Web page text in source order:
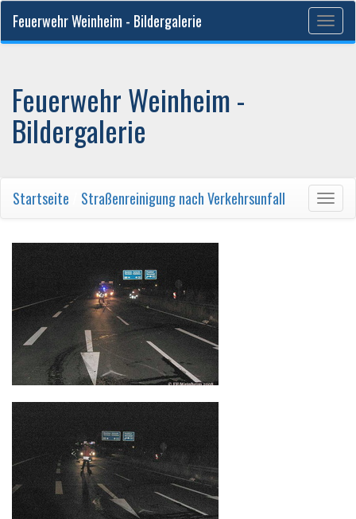
Feuerwehr Weinheim - Bildergalerie
Feuerwehr Weinheim -
Bildergalerie
Startseite Straßenreinigung nach Verkehrsunfall